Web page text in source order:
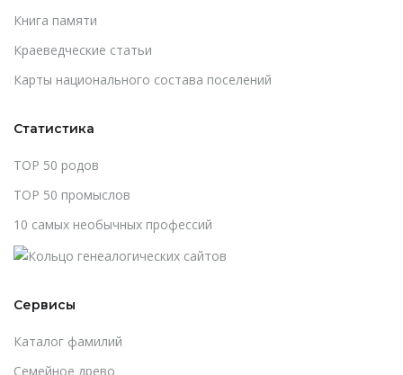
Книга памяти
Краеведческие статьи
Карты национального состава поселений
Статистика
TOP 50 родов
TOP 50 промыслов
10 самых необычных профессий
Сервисы
Каталог фамилий
Cемейное древо